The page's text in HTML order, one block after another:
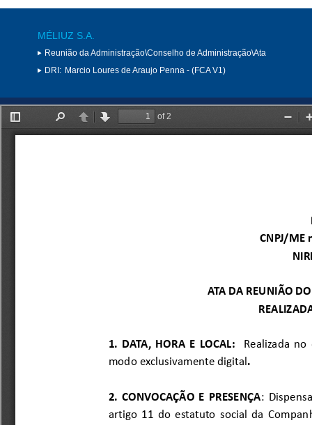
MÉLIUZ S.A.
Reunião da Administração\Conselho de Administração\Ata
DRI: Marcio Loures de Araujo Penna - (FCA V1)